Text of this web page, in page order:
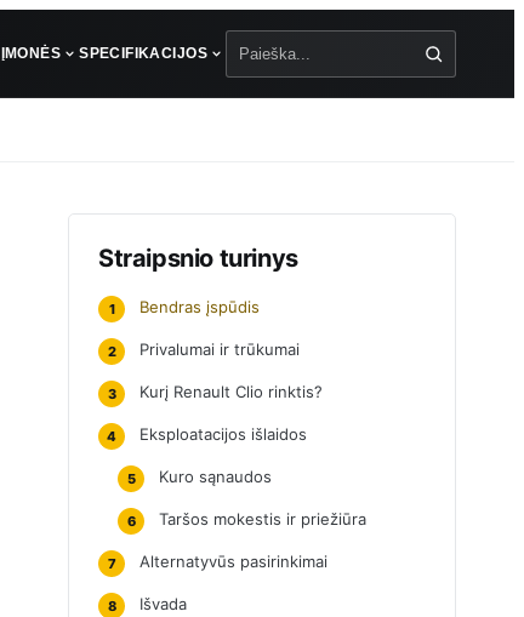
ĮMONĖS SPECIFIKACIJOS
Straipsnio turinys
1 Bendras įspūdis
2 Privalumai ir trūkumai
3 Kurį Renault Clio rinktis?
4 Eksploatacijos išlaidos
5 Kuro sąnaudos
6 Taršos mokestis ir priežiūra
7 Alternatyvūs pasirinkimai
8 Išvada